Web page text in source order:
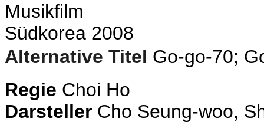
Musikfilm
Südkorea 2008
Alternative Titel Go-go-70;
Regie Choi Ho
Darsteller Cho Seung-woo,